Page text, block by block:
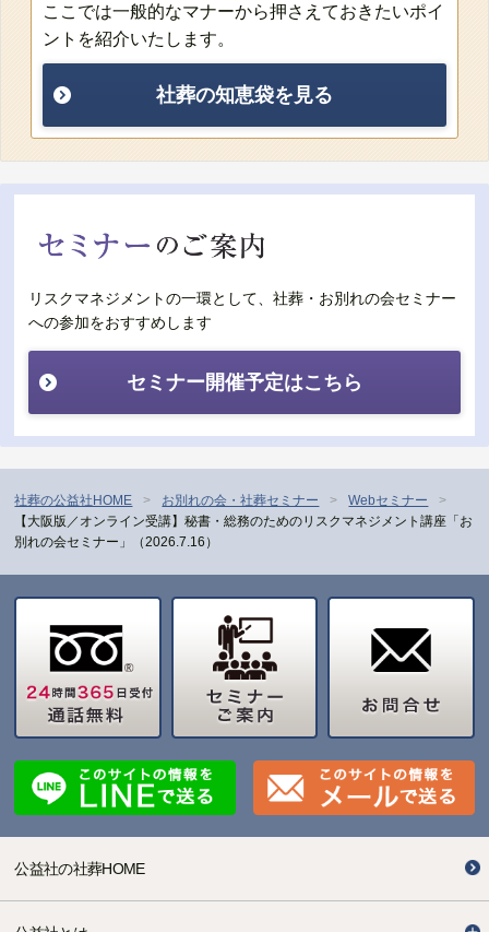
ここでは一般的なマナーから押さえておきたいポイ
ントを紹介いたします。
社葬の知恵袋を見る
リスクマネジメントの一環として、社葬・お別れの会セミナー
への参加をおすすめします
セミナー開催予定はこちら
社葬の公益社HOME お別れの会・社葬セミナー
Webセミナー
【大阪版／オンライン受講】秘書・総務のためのリスクマネジメント講座「お
別れの会セミナー」（2026.7.16）
公益社の社葬HOME